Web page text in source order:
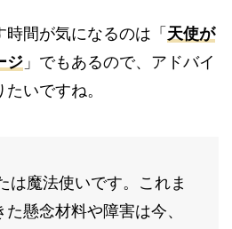
間が気になるのは「 天使が
ジ 」でもあるので、アドバイ
いですね。
魔法使いです。これま
懸念材料や障害は今、